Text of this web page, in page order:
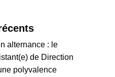
alternance : le
de Direction
polyvalence